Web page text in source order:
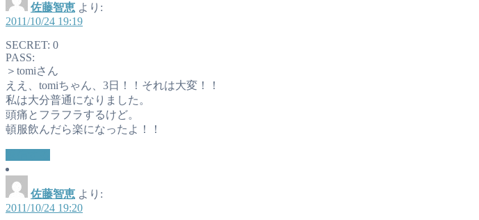
佐藤智恵 より:
2011/10/24 19:19
SECRET: 0
PASS:
＞tomiさん
ええ、tomiちゃん、3日！！それは大変！！
私は大分普通になりました。
頭痛とフラフラするけど。
頓服飲んだら楽になったよ！！
佐藤智恵 より:
2011/10/24 19:20